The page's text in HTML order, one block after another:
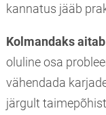
kannatus jääb
Kolmandaks
oluline osa
vähendada
järgult